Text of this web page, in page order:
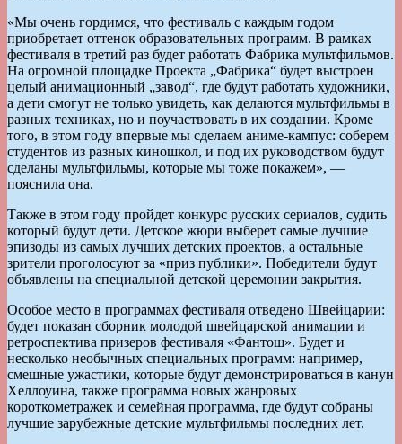
«Мы очень гордимся, что фестиваль с каждым годом
приобретает оттенок образовательных программ. В рамках
фестиваля в третий раз будет работать Фабрика мультфильмов.
На огромной площадке Проекта „Фабрика“ будет выстроен
целый анимационный „завод“, где будут работать художники,
а дети смогут не только увидеть, как делаются мультфильмы в
разных техниках, но и поучаствовать в их создании. Кроме
того, в этом году впервые мы сделаем аниме-кампус: соберем
студентов из разных киношкол, и под их руководством будут
сделаны мультфильмы, которые мы тоже покажем», —
пояснила она.
Также в этом году пройдет конкурс русских сериалов, судить
который будут дети. Детское жюри выберет самые лучшие
эпизоды из самых лучших детских проектов, а остальные
зрители проголосуют за «приз публики». Победители будут
объявлены на специальной детской церемонии закрытия.
Особое место в программах фестиваля отведено Швейцарии:
будет показан сборник молодой швейцарской анимации и
ретроспектива призеров фестиваля «Фантош». Будет и
несколько необычных специальных программ: например,
смешные ужастики, которые будут демонстрироваться в канун
Хеллоуина, также программа новых жанровых
короткометражек и семейная программа, где будут собраны
лучшие зарубежные детские мультфильмы последних лет.